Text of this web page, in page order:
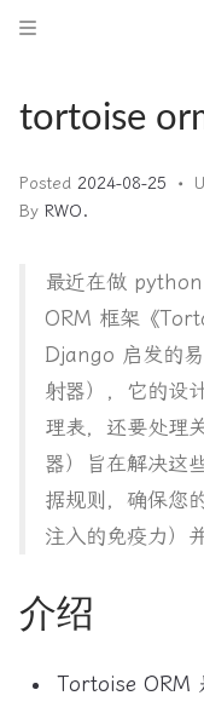
tortoise
Posted 2024-08-25
By RWO.
最近在做
ORM 框架《
Django 启发的
射器），它的设
理表，还要处理
器）旨在解决这
据规则，确保您
注入的免疫力）
介绍
Tortoise ORM